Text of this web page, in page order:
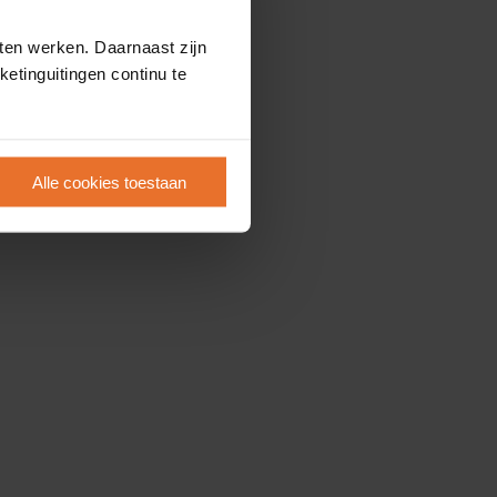
werken. Daarnaast zijn
continu te
Alle cookies toestaan